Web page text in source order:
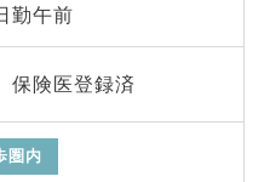
勤午前
保険医登録済
圏内